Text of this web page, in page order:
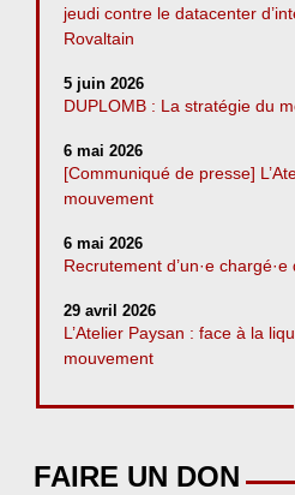
jeudi contre le datacenter
Rovaltain
5 juin 2026
DUPLOMB : La stratégie du
6 mai 2026
[Communiqué de presse]
mouvement
6 mai 2026
Recrutement d’un·e
29 avril 2026
L’Atelier Paysan : face à la
mouvement
FAIRE UN DON